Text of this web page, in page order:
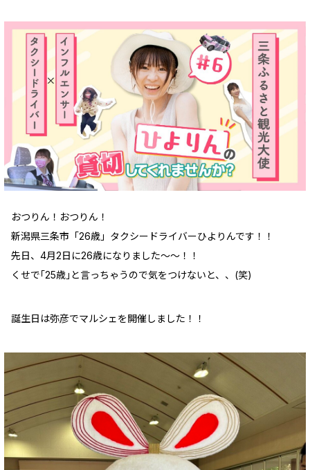
おつりん！おつりん！
新潟県三条市「26歳」タクシードライバーひよりんです！！
先日、4月2日に26歳になりました〜〜！！
くせで｢25歳｣と言っちゃうので気をつけないと、、(笑)
誕生日は弥彦でマルシェを開催しました！！